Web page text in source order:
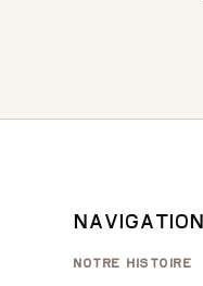
NAVIGATION
NOTRE HISTOIRE